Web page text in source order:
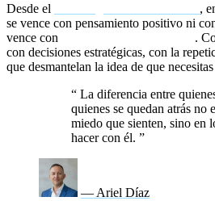
Desde el
,
se vence con pensamiento positivo ni
vence con
.
con decisiones estratégicas, con la
que desmantelan la idea de que
“ La diferencia entre
quienes se quedan atrás no
miedo que sienten, sino en
hacer con él. ”
— Ariel Díaz